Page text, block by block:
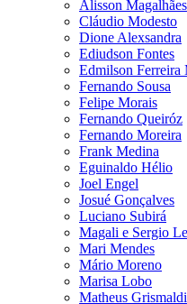
Alisson Magalhães
Cláudio Modesto
Dione Alexsandra
Ediudson Fontes
Edmilson Ferreira
Fernando Sousa
Felipe Morais
Fernando Queiróz
Fernando Moreira
Frank Medina
Eguinaldo Hélio
Joel Engel
Josué Gonçalves
Luciano Subirá
Magali e Sergio
Mari Mendes
Mário Moreno
Marisa Lobo
Matheus Grismaldi